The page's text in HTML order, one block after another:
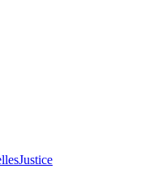
Justice